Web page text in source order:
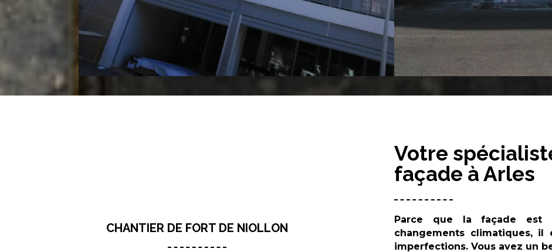
CHANTIER DE FORT DE NIOLLON
Votre
façade à Arles
Parce que la façade est
changements climatiques,
imperfections. Vous avez un